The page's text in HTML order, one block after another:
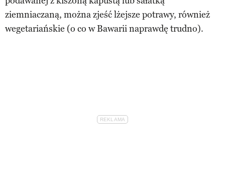
ziemniaczaną, można zjeść lżejsze potrawy, również
wegetariańskie (o co w Bawarii naprawdę trudno).